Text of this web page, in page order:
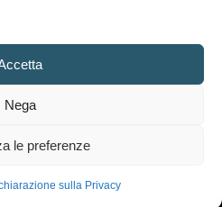
Nega
le preferenze
sulla Privacy
vietata la riproduzione.
di Vendita
di Discussione
Cookie Policy (UE)